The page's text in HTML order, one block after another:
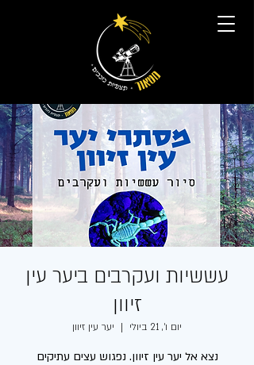
עששיות ועקרבים ביער עין
זיוון
יום ו׳, 21 ביולי
  |
יער עין זיוון
נצא אל יער עין זיוון. נפגוש עצים עתיקים